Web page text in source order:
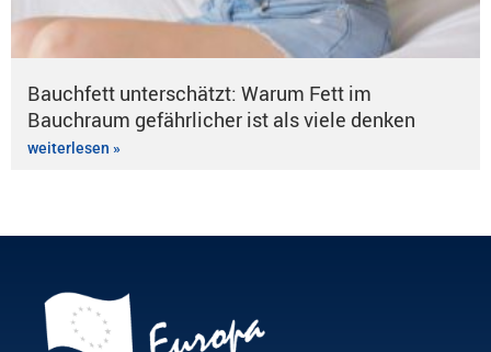
Bauchfett unterschätzt: Warum Fett im
Bauchraum gefährlicher ist als viele denken
weiterlesen »